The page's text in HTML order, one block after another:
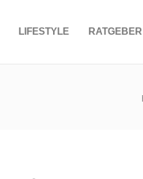
LIFESTYLE RATGEBER